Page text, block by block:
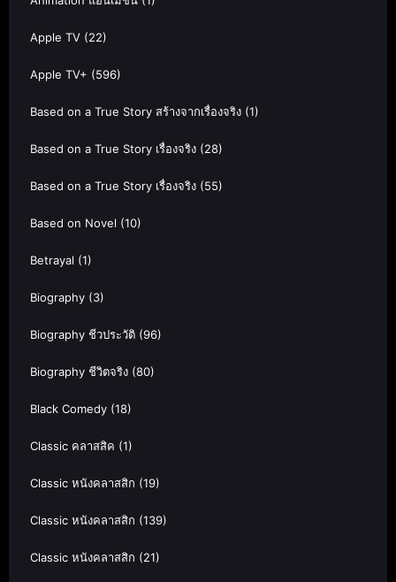
Apple TV (22)
Apple TV+ (596)
Based on a True Story สร้างจากเรื่องจริง (1)
Based on a True Story เรื่องจริง (28)
Based on a True Story เรื่องจริง (55)
Based on Novel (10)
Betrayal (1)
Biography (3)
Biography ชีวประวัติ (96)
Biography ชีวิตจริง (80)
Black Comedy (18)
Classic คลาสสิค (1)
Classic หนังคลาสสิก (19)
Classic หนังคลาสสิก (139)
Classic หนังคลาสสิก (21)